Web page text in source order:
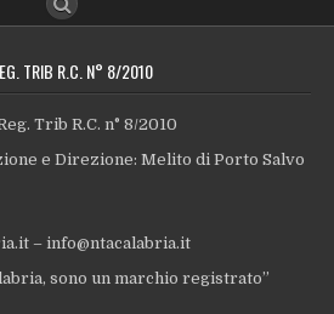
TRIB R.C. N° 8/2010
Trib R.C. n° 8/2010
e Direzione: Melito di Porto Salvo
– info@ntacalabria.it
sono un marchio registrato”